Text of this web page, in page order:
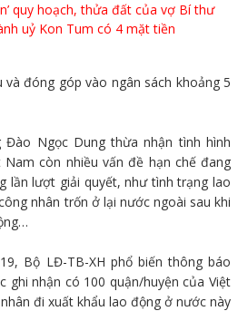
quy hoạch, thửa đất của vợ Bí thư
uỷ Kon Tum có 4 mặt tiền
và đóng góp vào ngân sách khoảng 5
Ngọc Dung thừa nhận tình hình
còn nhiều vấn đề hạn chế đang
lần lượt giải quyết, như tình trạng lao
nhân trốn ở lại nước ngoài sau khi
Bộ LĐ-TB-XH phổ biến thông báo
ghi nhận có 100 quận/huyện của Việt
đi xuất khẩu lao động ở nước này